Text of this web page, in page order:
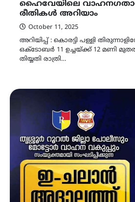
ഹൈവേയിലെ
രീതികൾ അറിയാം
October 11, 2025
അറിയിപ്പ് : കൊരട്ടി പള്ളി
ഒക്ടോബർ 11 ഉച്ചയ്ക്ക് 12 മണി
തിയ്യതി രാത്രി…